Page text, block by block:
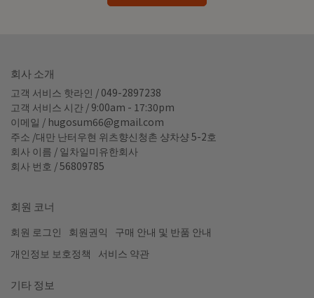
회사 소개
고객 서비스 핫라인 / 049-2897238
고객 서비스 시간 / 9:00am - 17:30pm
이메일 / hugosum66@gmail.com
주소 /대만 난터우현 위츠향신청촌 샹차샹 5-2호
회사 이름 / 일차일미유한회사
회사 번호 / 56809785
회원 코너
회원 로그인 회원권익
구매 안내 및 반품 안내
개인정보 보호정책
서비스 약관
기타 정보